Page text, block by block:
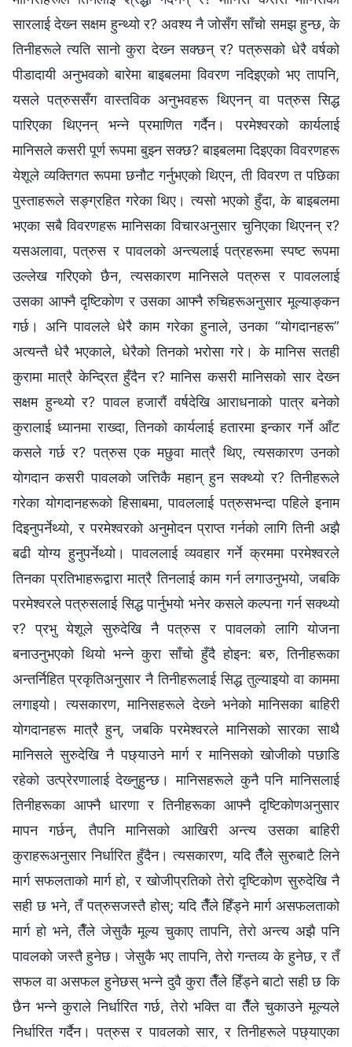
सारलाई देख्‍न सक्षम हुन्थ्यो र? अवश्य नै जोसँग साँचो समझ हुन्छ, के
तिनीहरूले त्यति सानो कुरा देख्‍न सक्छन् र? पत्रुसको धेरै वर्षको
पीडादायी अनुभवको बारेमा बाइबलमा विवरण नदिइएको भए तापनि,
यसले पत्रुससँग वास्तविक अनुभवहरू थिएनन् वा पत्रुस सिद्ध
पारिएका थिएनन् भन्‍ने प्रमाणित गर्दैन। परमेश्‍वरको कार्यलाई
मानिसले कसरी पूर्ण रूपमा बुझ्‍न सक्छ? बाइबलमा दिइएका विवरणहरू
येशूले व्यक्तिगत रूपमा छनौट गर्नुभएको थिएन, ती विवरण त पछिका
पुस्ताहरूले सङ्ग्रहित गरेका थिए। त्यसो भएको हुँदा, के बाइबलमा
भएका सबै विवरणहरू मानिसका विचारअनुसार चुनिएका थिएनन् र?
यसअलावा, पत्रुस र पावलको अन्त्यलाई पत्रहरूमा स्पष्ट रूपमा
उल्‍लेख गरिएको छैन, त्यसकारण मानिसले पत्रुस र पावललाई
उसका आफ्‍नै दृष्टिकोण र उसका आफ्‍नै रुचिहरूअनुसार मूल्याङ्कन
गर्छ। अनि पावलले धेरै काम गरेका हुनाले, उनका “योगदानहरू”
अत्यन्तै धेरै भएकाले, धेरैको तिनको भरोसा गरे। के मानिस सतही
कुरामा मात्रै केन्द्रित हुँदैन र? मानिस कसरी मानिसको सार देख्‍न
सक्षम हुन्थ्यो र? पावल हजारौं वर्षदेखि आराधनाको पात्र बनेको
कुरालाई ध्यानमा राख्दा, तिनको कार्यलाई हतारमा इन्कार गर्ने आँट
कसले गर्छ र? पत्रुस एक मछुवा मात्रै थिए, त्यसकारण उनको
योगदान कसरी पावलको जत्तिकै महान् हुन सक्थ्यो र? तिनीहरूले
गरेका योगदानहरूको हिसाबमा, पावललाई पत्रुसभन्दा पहिले इनाम
दिइनुपर्नेथ्यो, र परमेश्‍वरको अनुमोदन प्राप्त गर्नको लागि तिनी अझै
बढी योग्य हुनुपर्नेथ्यो। पावललाई व्यवहार गर्ने क्रममा परमेश्‍वरले
तिनका प्रतिभाहरूद्वारा मात्रै तिनलाई काम गर्न लगाउनुभयो, जबकि
परमेश्‍वरले पत्रुसलाई सिद्ध पार्नुभयो भनेर कसले कल्‍पना गर्न सक्थ्यो
र? प्रभु येशूले सुरुदेखि नै पत्रुस र पावलको लागि योजना
बनाउनुभएको थियो भन्‍ने कुरा साँचो हुँदै होइन: बरु, तिनीहरूका
अन्तर्निहित प्रकृतिअनुसार नै तिनीहरूलाई सिद्ध तुल्याइयो वा काममा
लगाइयो। त्यसकारण, मानिसहरूले देख्‍ने भनेको मानिसका बाहिरी
योगदानहरू मात्रै हुन्, जबकि परमेश्‍वरले मानिसको सारका साथै
मानिसले सुरुदेखि नै पछ्याउने मार्ग र मानिसको खोजीको पछाडि
रहेको उत्प्रेरणालाई देख्‍नुहुन्छ। मानिसहरूले कुनै पनि मानिसलाई
तिनीहरूका आफ्नै धारणा र तिनीहरूका आफ्‍नै दृष्टिकोणअनुसार
मापन गर्छन्, तैपनि मानिसको आखिरी अन्त्य उसका बाहिरी
कुराहरूअनुसार निर्धारित हुँदैन। त्यसकारण, यदि तैँले सुरुबाटै लिने
मार्ग सफलताको मार्ग हो, र खोजीप्रतिको तेरो दृष्टिकोण सुरुदेखि नै
सही छ भने, तँ पत्रुसजस्तै होस्; यदि तैँले हिँड्ने मार्ग असफलताको
मार्ग हो भने, तैँले जेसुकै मूल्य चुकाए तापनि, तेरो अन्त्य अझै पनि
पावलको जस्तै हुनेछ। जेसुकै भए तापनि, तेरो गन्तव्य के हुनेछ, र तँ
सफल वा असफल हुनेछस् भन्‍ने दुवै कुरा तैँले हिँड्ने बाटो सही छ कि
छैन भन्‍ने कुराले निर्धारित गर्छ, तेरो भक्ति वा तैँले चुकाउने मूल्यले
निर्धारित गर्दैन। पत्रुस र पावलको सार, र तिनीहरूले पछ्याएका